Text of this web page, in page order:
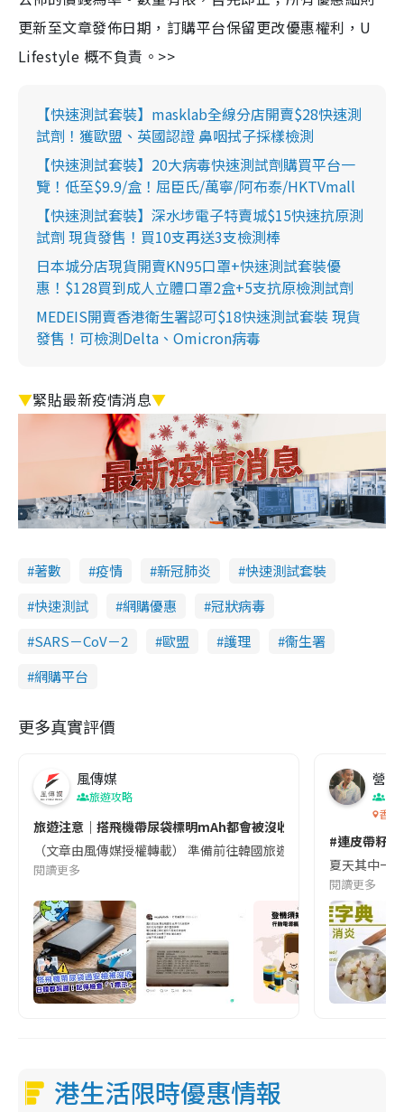
更新至文章發佈日期，訂購平台保留更改優惠權利，U
Lifestyle 概不負責。>>
【快速測試套裝】masklab全線分店開賣$28快速測
試劑！獲歐盟、英國認證 鼻咽拭子採樣檢測
【快速測試套裝】20大病毒快速測試劑購買平台一
覽！低至$9.9/盒！屈臣氏/萬寧/阿布泰/HKTVmall
【快速測試套裝】深水埗電子特賣城$15快速抗原測
試劑 現貨發售！買10支再送3支檢測棒
日本城分店現貨開賣KN95口罩+快速測試套裝優
惠！$128買到成人立體口罩2盒+5支抗原檢測試劑
MEDEIS開賣香港衛生署認可$18快速測試套裝 現貨
發售！可檢測Delta、Omicron病毒
▼緊貼最新疫情消息▼
著數 疫情 新冠肺炎
快速測試套裝
快速測試
網購優惠
冠狀病毒
SARS－CoV－2
歐盟 護理
衞生署
網購平台
更多真實評價
風傳媒
旅遊攻略
旅遊注意｜搭飛機帶尿袋標明mAh都會被沒收😱出發前切記檢查
（文章由風傳媒授權轉載） 準備前往韓國旅遊的民眾，近期要
閱讀更多
營養
香港
#連皮帶籽
夏天其中一
閱讀更多
港生活限時優惠情報